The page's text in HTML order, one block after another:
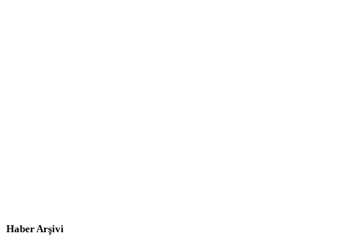
Haber Arşivi